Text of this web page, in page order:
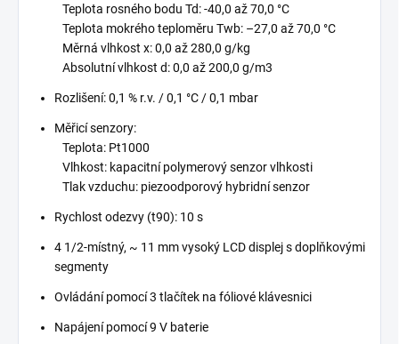
Teplota rosného bodu Td: -40,0 až 70,0 °C
Teplota mokrého teploměru Twb: –27,0 až 70,0 °C
Měrná vlhkost x: 0,0 až 280,0 g/kg
Absolutní vlhkost d: 0,0 až 200,0 g/m3
Rozlišení: 0,1 % r.v. / 0,1 °C / 0,1 mbar
Měřicí senzory:
Teplota: Pt1000
Vlhkost: kapacitní polymerový senzor vlhkosti
Tlak vzduchu: piezoodporový hybridní senzor
Rychlost odezvy (t90): 10 s
4 1/2-místný, ~ 11 mm vysoký LCD displej s doplňkovými
segmenty
Ovládání pomocí 3 tlačítek na fóliové klávesnici
Napájení pomocí 9 V baterie